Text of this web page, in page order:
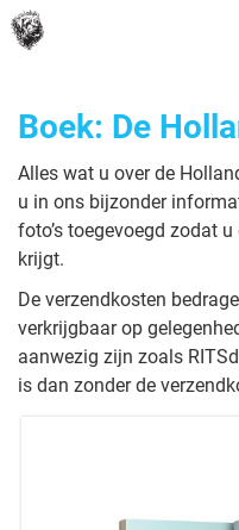
Boek: De
Alles wat u over de
u in ons bijzonder
foto’s toegevoegd zodat
krijgt.
De verzendkosten
verkrijgbaar op
aanwezig zijn zoals
is dan zonder de